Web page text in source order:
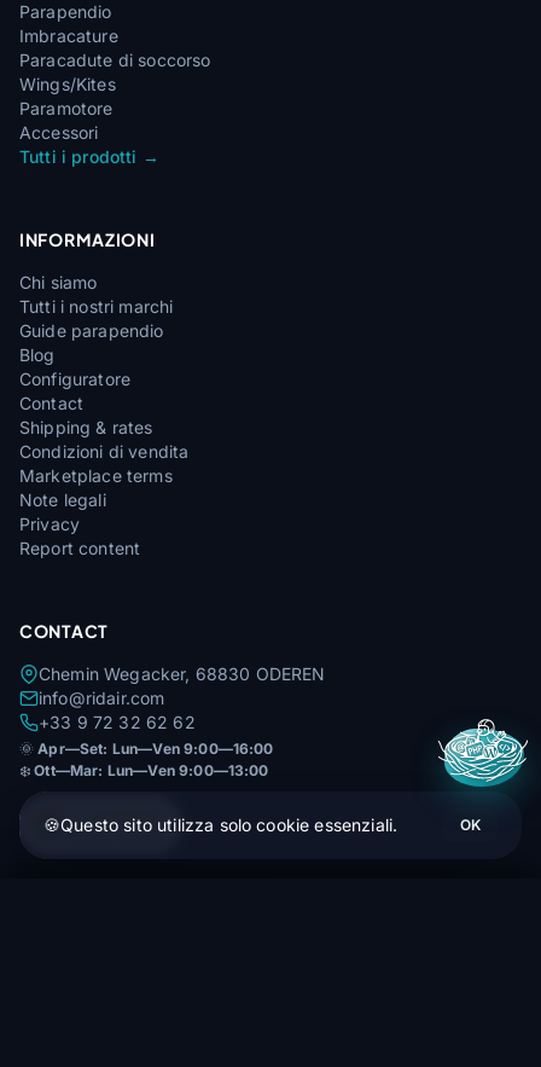
Parapendio
Imbracature
Paracadute di soccorso
Wings/Kites
Paramotore
Accessori
Tutti i prodotti →
INFORMAZIONI
Chi siamo
Tutti i nostri marchi
Guide parapendio
Blog
Configuratore
Contact
Shipping & rates
Condizioni di vendita
Marketplace terms
Note legali
Privacy
Report content
CONTACT
Chemin Wegacker, 68830 ODEREN
info@ridair.com
+33 9 72 32 62 62
🌞Apr—Set: Lun—Ven 9:00—16:00
❄️Ott—Mar: Lun—Ven 9:00—13:00
4,9 ★★★★★
29 avis Google
🍪Questo sito utilizza solo cookie essenziali. OK